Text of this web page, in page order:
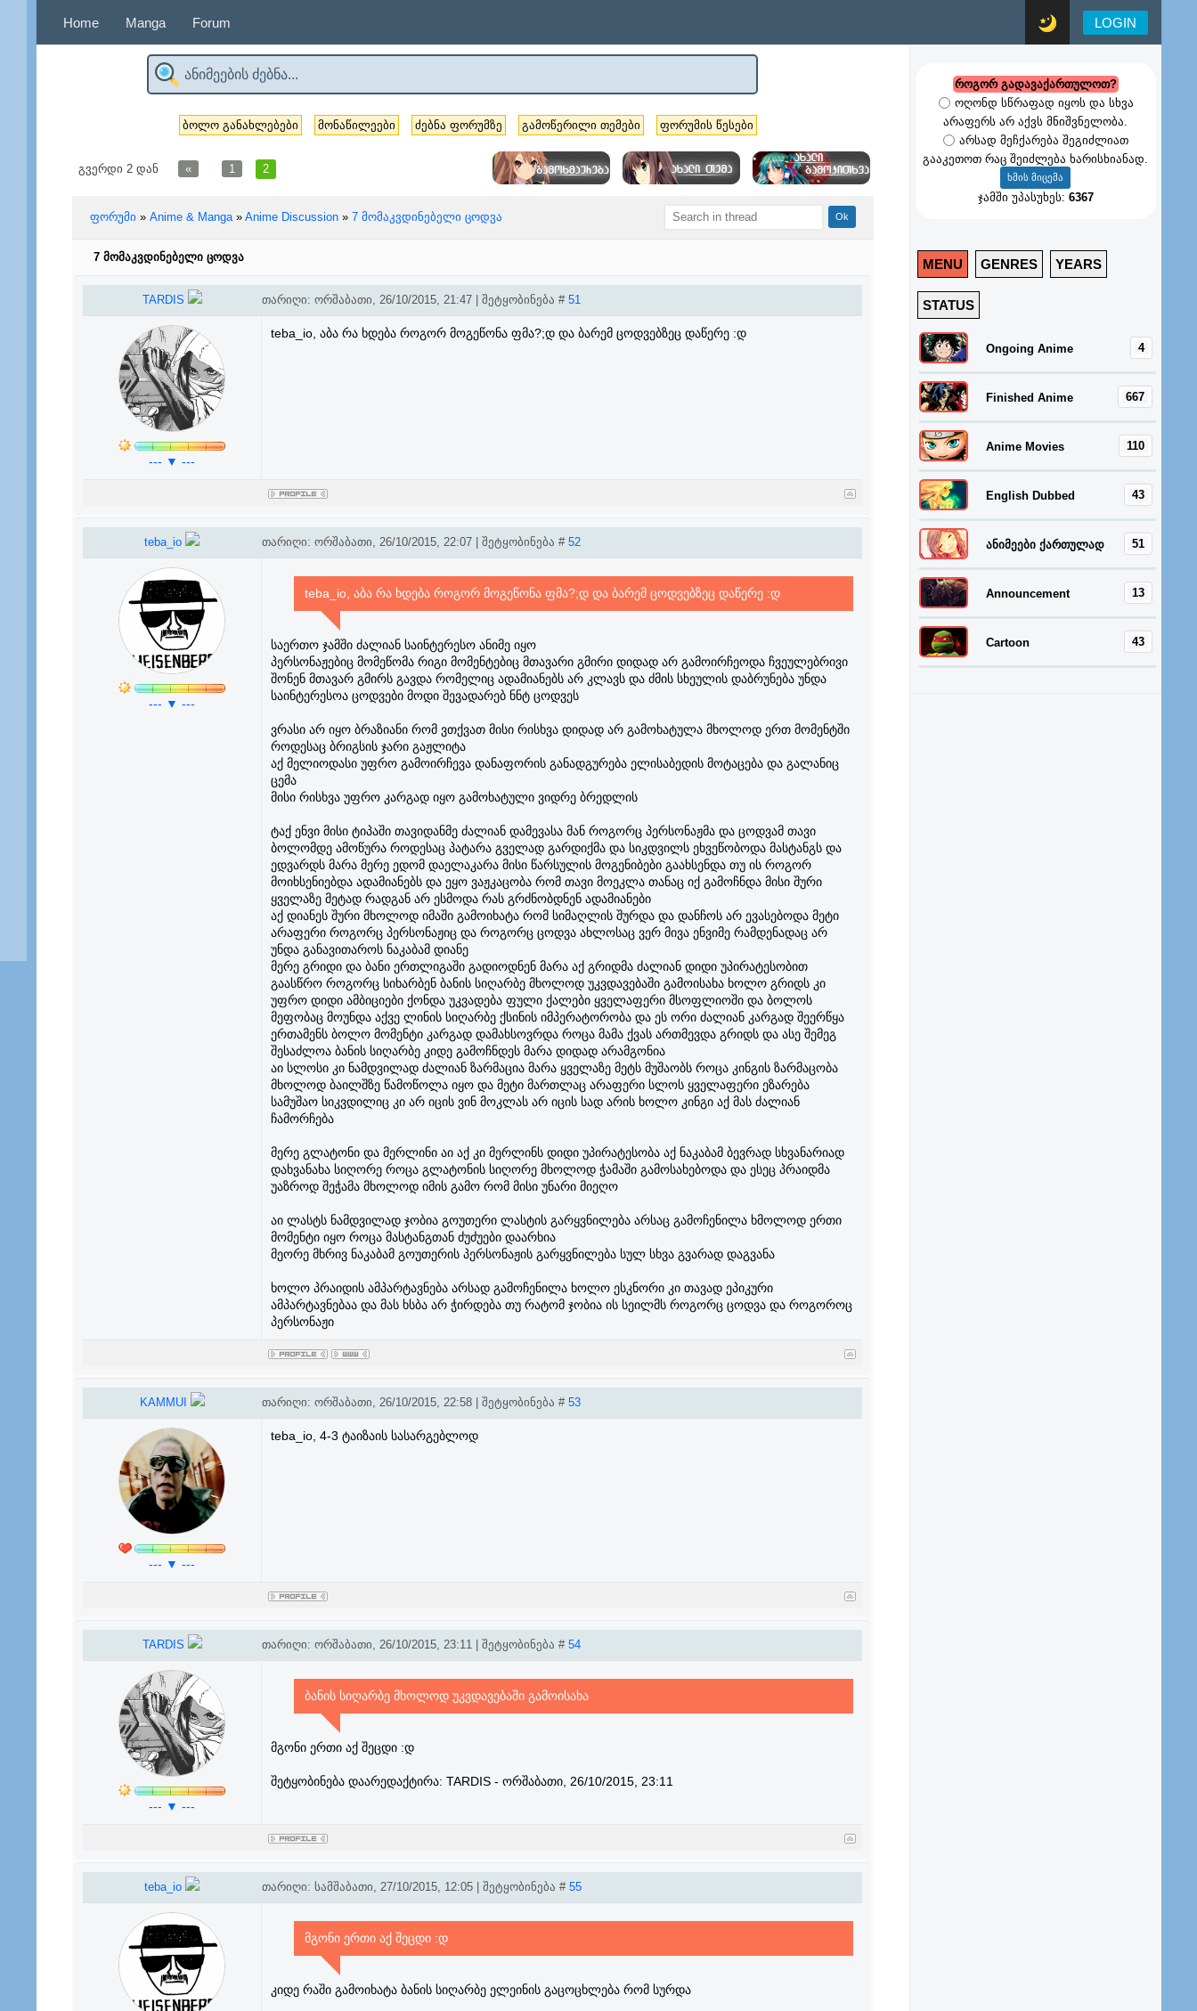
Home Manga Forum LOGIN
ბოლო განახლებები მონაწილეები ძებნა ფორუმზე გამოწერილი თემები ფორუმის წესები
გვერდი 2დან « 1 2
ფორუმი » Anime & Manga » Anime Discussion » 7 მომაკვდინებელი ცოდვა
7 მომაკვდინებელი ცოდვა
TARDIS თარიღი: ორშაბათი, 26/10/2015, 21:47 | შეტყობინება # 51
--- ▼ ---
teba_io, აბა რა ხდება როგორ მოგეწონა ფმა?;დ და ბარემ ცოდვებზეც დაწერე :დ
teba_io თარიღი: ორშაბათი, 26/10/2015, 22:07 | შეტყობინება # 52
--- ▼ ---
teba_io, აბა რა ხდება როგორ მოგეწონა ფმა?;დ და ბარემ ცოდვებზეც დაწერე :დ
საერთო ჯამში ძალიან საინტერესო ანიმე იყო
პერსონაჟებიც მომეწომა რიგი მომენტებიც მთავარი გმირი დიდად არ გამოირჩეოდა ჩვეულებრივი
შონენ მთავარ გმირს გავდა რომელიც ადამიანებს არ კლავს და ძმის სხეულის დაბრუნება უნდა
საინტერესოა ცოდვები მოდი შევადარებ ნნტ ცოდვეს
ვრასი არ იყო ბრაზიანი რომ ვთქვათ მისი რისხვა დიდად არ გამოხატულა მხოლოდ ერთ მომენტში
როდესაც ბრიგსის ჯარი გაჟლიტა
აქ მელიოდასი უფრო გამოირჩევა დანაფორის განადგურება ელისაბედის მოტაცება და გალანიც
ცემა
მისი რისხვა უფრო კარგად იყო გამოხატული ვიდრე ბრედლის
ტაქ ენვი მისი ტიპაში თავიდანმე ძალიან დამევასა მან როგორც პერსონაჟმა და ცოდვამ თავი
ბოლომდე ამოწურა როდესაც პატარა გველად გარდიქმა და სიკდვილს ეხვეწობოდა მასტანგს და
ედვარდს მარა მერე ედომ დაელაკარა მისი წარსულის მოგენიბები გაახსენდა თუ ის როგორ
მოიხსენიებდა ადამიანებს და ეყო ვაჟკაცობა რომ თავი მოეკლა თანაც იქ გამოჩნდა მისი შური
ყველაზე მეტად რადგან არ ესმოდა რას გრძნობდნენ ადამიანები
აქ დიანეს შური მხოლოდ იმაში გამოიხატა რომ სიმაღლის შურდა და დანჩოს არ ევასებოდა მეტი
არაფერი როგორც პერსონაჟიც და როგორც ცოდვა ახლოსაც ვერ მივა ენვიმე რამდენადაც არ
უნდა განავითაროს ნაკაბამ დიანე
მერე გრიდი და ბანი ერთლიგაში გადიოდნენ მარა აქ გრიდმა ძალიან დიდი უპირატესობით
გაასწრო როგორც სიხარბენ ბანის სიღარბე მხოლოდ უკვდავებაში გამოისახა ხოლო გრიდს კი
უფრო დიდი ამბიციები ქონდა უკვადება ფული ქალები ყველაფერი მსოფლიოში და ბოლოს
მეფობაც მოუნდა აქვე ლინის სიღარბე ქსინის იმპერატორობა და ეს ორი ძალიან კარგად შეერწყა
ერთამენს ბოლო მომენტი კარგად დამახსოვრდა როცა მამა ქვას ართმევდა გრიდს და ასე შემეგ
შესაძლოა ბანის სიღარბე კიდე გამოჩნდეს მარა დიდად არამგონია
აი სლოსი კი ნამდვილად ძალიან ზარმაცია მარა ყველაზე მეტს მუშაობს როცა კინგის ზარმაცობა
მხოლოდ ბაილშზე წამოწოლა იყო და მეტი მართლაც არაფერი სლოს ყველაფერი ეზარება
სამუშაო სიკვდილიც კი არ იცის ვინ მოკლას არ იცის სად არის ხოლო კინგი აქ მას ძალიან
ჩამორჩება
მერე გლატონი და მერლინი აი აქ კი მერლინს დიდი უპირატესობა აქ ნაკაბამ ბევრად სხვანარიად
დახვანახა სიღორე როცა გლატონის სიღორე მხოლოდ ჭამაში გამოსახებოდა და ესეც პრაიდმა
უაზროდ შეჭამა მხოლოდ იმის გამო რომ მისი უნარი მიეღო
აი ლასტს ნამდვილად ჯობია გოუთერი ლასტის გარყვნილება არსაც გამოჩენილა ხმოლოდ ერთი
მომენტი იყო როცა მასტანგთან ძუძუები დაარხია
მეორე მხრივ ნაკაბამ გოუთერის პერსონაჟის გარყვნილება სულ სხვა გვარად დაგვანა
ხოლო პრაიდის ამპარტავნება არსად გამოჩენილა ხოლო ესკნორი კი თავად ეპიკური
ამპარტავნებაა და მას ხსბა არ ჭირდება თუ რატომ ჯობია ის სეილმს როგორც ცოდვა და როგოროც
პერსონაჟი
KAMMUI თარიღი: ორშაბათი, 26/10/2015, 22:58 | შეტყობინება # 53
--- ▼ ---
teba_io, 4-3 ტაიზაის სასარგებლოდ
TARDIS თარიღი: ორშაბათი, 26/10/2015, 23:11 | შეტყობინება # 54
--- ▼ ---
ბანის სიღარბე მხოლოდ უკვდავებაში გამოისახა
მგონი ერთი აქ შეცდი :დ
შეტყობინება დაარედაქტირა: TARDIS- ორშაბათი, 26/10/2015, 23:11
teba_io თარიღი: სამშაბათი, 27/10/2015, 12:05 | შეტყობინება # 55
მგონი ერთი აქ შეცდი :დ
კიდე რაში გამოიხატა ბანის სიღარბე ელეინის გაცოცხლება რომ სურდა
როგორ გადავაქართულოთ?
ოღონდ სწრაფად იყოს და სხვა
არაფერს არ აქვს მნიშვნელობა.
არსად მეჩქარება შეგიძლიათ
გააკეთოთ რაც შეიძლება ხარისხიანად.
ჯამში უპასუხეს: 6367
MENU GENRES YEARS
STATUS
4
Ongoing Anime
667
Finished Anime
110
Anime Movies
43
English Dubbed
51
ანიმეები ქართულად
13
Announcement
43
Cartoon